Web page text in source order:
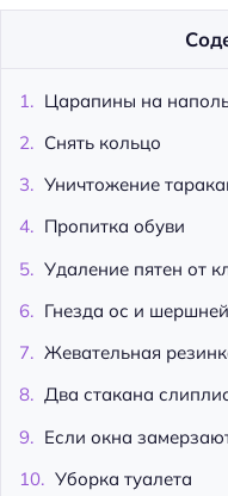
Царапины на
Снять кольцо
Уничтожение
Пропитка обуви
Удаление пятен от
Гнезда ос и шершней
Жевательная
Два стакана
Если окна
Уборка туалета